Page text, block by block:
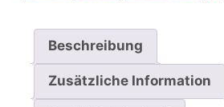
Beschreibung
Zusätzliche Information